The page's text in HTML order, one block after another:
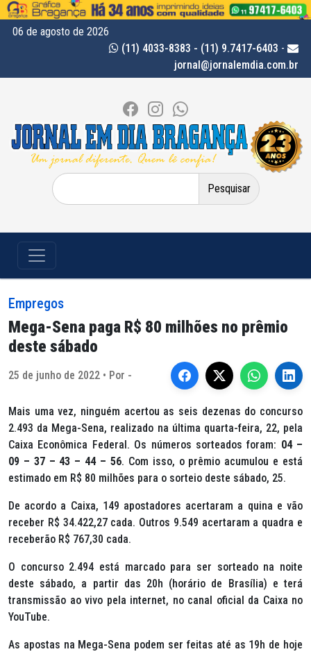
06 de agosto de 2026
(11) 4033-8383 - (11) 9.7417-6403 -
jornal@jornalemdia.com.br
Pesquisar
por:
Empregos
Mega-Sena paga R$ 80 milhões no prêmio
deste sábado
25 de junho de 2022 • Por -
Mais uma vez, ninguém acertou as seis dezenas do concurso
2.493 da Mega-Sena, realizado na última quarta-feira, 22, pela
Caixa Econômica Federal. Os números sorteados foram: 04 –
09 – 37 – 43 – 44 – 56. Com isso, o prêmio acumulou e está
estimado em R$ 80 milhões para o sorteio deste sábado, 25.
De acordo a Caixa, 149 apostadores acertaram a quina e vão
receber R$ 34.422,27 cada. Outros 9.549 acertaram a quadra e
receberão R$ 767,30 cada.
O concurso 2.494 está marcado para ser sorteado na noite
deste sábado, a partir das 20h (horário de Brasília) e terá
transmissão ao vivo pela internet, no canal oficial da Caixa no
YouTube.
As apostas na Mega-Sena podem ser feitas até as 19h de hoje